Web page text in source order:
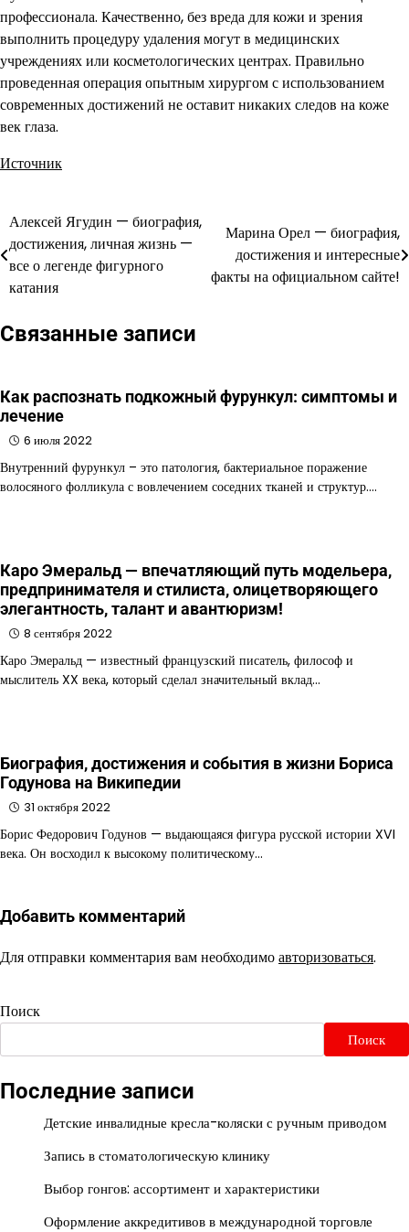
профессионала. Качественно, без вреда для кожи и зрения
выполнить процедуру удаления могут в медицинских
учреждениях или косметологических центрах. Правильно
проведенная операция опытным хирургом с использованием
современных достижений не оставит никаких следов на коже
век глаза.
Источник
Навигация
по
записям
Алексей Ягудин — биография,
достижения, личная жизнь —
все о легенде фигурного
катания
Марина Орел — биография,
достижения и интересные
факты на официальном сайте!
Связанные записи
Как распознать подкожный фурункул: симптомы и
лечение
6 июля 2022
Внутренний фурункул – это патология, бактериальное поражение
волосяного фолликула с вовлечением соседних тканей и структур.…
Каро Эмеральд — впечатляющий путь модельера,
предпринимателя и стилиста, олицетворяющего
элегантность, талант и авантюризм!
8 сентября 2022
Каро Эмеральд — известный французский писатель, философ и
мыслитель XX века, который сделал значительный вклад…
Биография, достижения и события в жизни Бориса
Годунова на Википедии
31 октября 2022
Борис Федорович Годунов — выдающаяся фигура русской истории XVI
века. Он восходил к высокому политическому…
Добавить комментарий
Для отправки комментария вам необходимоавторизоваться.
Поиск
Поиск
Последние записи
Детские инвалидные кресла-коляски с ручным приводом
Запись в стоматологическую клинику
Выбор гонгов: ассортимент и характеристики
Оформление аккредитивов в международной торговле